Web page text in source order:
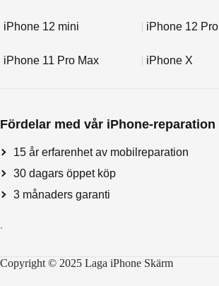
iPhone 12 mini iPhone 12 Pro
iPhone 11 Pro Max iPhone X
Fördelar med vår iPhone-reparation
15 år erfarenhet av mobilreparation
30 dagars öppet köp
3 månaders garanti
.
Copyright © 2025 Laga iPhone Skärm